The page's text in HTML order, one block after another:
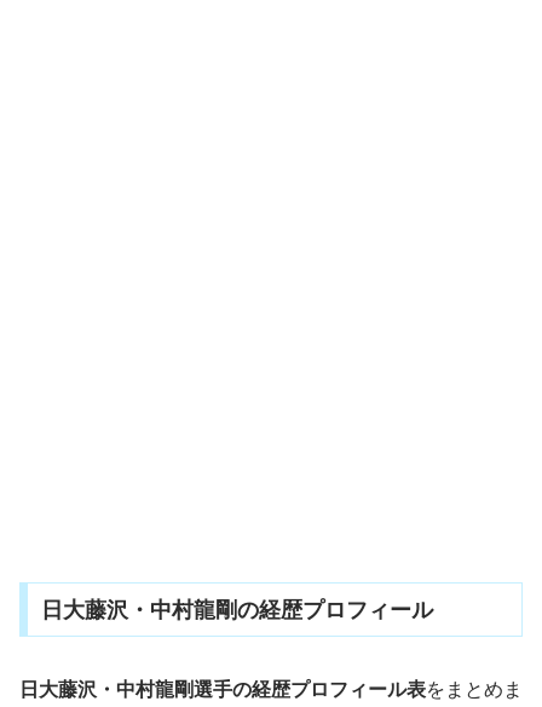
日大藤沢・中村龍剛の経歴プロフィール
日大藤沢・中村龍剛選手の経歴プロフィール表をまとめま